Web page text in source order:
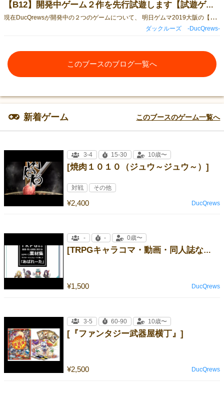
【B12】開発中ゲーム２作を先行試遊します【試遊ゲームの紹介】
現
在DucQrewsが開発中の２つのゲームについて、 明日ゲムマ2019大阪の【B12】DucQrewsブース試遊卓にて先行テストプレイを行います。 ゲームの詳細は下記の通りです。 ■焼肉１０１０（ジュウ～ジュウ～） 金網の上に並べられた、美味しそうな焼肉！ 良い焼き加減を狙いながら、他の人と被らないように お肉をひっくり返してお腹いっぱい食べ尽くす、 早い者勝ち焼肉バトルです！ ◎試遊時間：30分◎ ■ハーベスト（仮） プレイヤーは農家となり、 畑に植えられた野菜を育成し、収穫することで得点を獲得します。 野菜にはすぐに収穫できる代わりに得点が低いものと たくさん育成が必要な代わりに得点が高いものがあります。 サイコロ運と戦術が絡み合うボードゲームです。 ◎試遊時間：30分◎ ※2作品とも、現在開発中につき今回のゲムマ2019大阪での頒布はありません。 ※試遊なしでゲーム見本やルールシートを見ていただくこともOKですので、 興味のある方はぜひお気軽にお声掛けくださいませ。
ダックルーズ -DucQrews-
このブースのブログ一覧へ
新着ゲーム このブースのゲーム一覧へ
[焼肉１０１０（ジュウ～ジュウ～）]
¥2,400
3-4 15-30 10歳〜
対戦 その他
DucQrews
[TRPGキャラコマ・動画・同人誌など色々使えるSDキャラ素材集『あばれーた』]
¥1,500
- - 0歳〜
DucQrews
[『ファンタジー武器屋横丁』]
¥2,500
3-5 60-90 10歳〜
DucQrews